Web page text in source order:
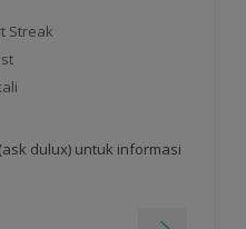
Streak
dulux) untuk informasi